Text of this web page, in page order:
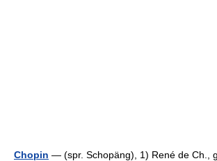
Chopin — (spr. Schopäng), 1) René de Ch.,